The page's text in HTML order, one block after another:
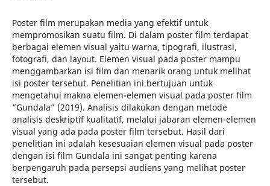
Poster film merupakan media yang efektif untuk
mempromosikan suatu film. Di dalam poster film terdapat
berbagai elemen visual yaitu warna, tipografi, ilustrasi,
fotografi, dan layout. Elemen visual pada poster mampu
menggambarkan isi film dan menarik orang untuk melihat
isi poster tersebut. Penelitian ini bertujuan untuk
mengetahui makna elemen-elemen visual pada poster film
“Gundala” (2019). Analisis dilakukan dengan metode
analisis deskriptif kualitatif, melalui jabaran elemen-elemen
visual yang ada pada poster film tersebut. Hasil dari
penelitian ini adalah kesesuaian elemen visual pada poster
dengan isi film Gundala ini sangat penting karena
berpengaruh pada persepsi audiens yang melihat poster
tersebut.